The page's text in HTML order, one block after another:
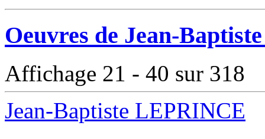
Oeuvres de Jean-
Affichage 21 - 40 sur 318
Jean-Baptiste LEPRINCE